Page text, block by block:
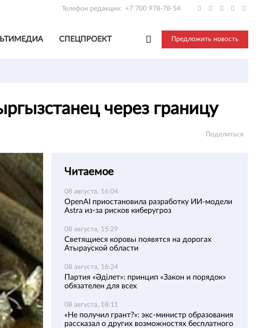
Телефон редакции: +7 700 978-78-54
СПЕЦПРОЕКТ Предложить новость
через границу
Поделиться
Читаемое
08 августа, 16:04
OpenAI приостановила разработку ИИ-модели
Astra из-за рисков киберугроз
08 августа, 15:29
Светящиеся коровы появятся на дорогах
Атырауской области
08 августа, 16:24
Партия «Әділет»: принцип «Закон и порядок»
обязателен для всех
08 августа, 18:11
«Не получил грант?»: экс-министр образования
рассказал о других возможностях бесплатного